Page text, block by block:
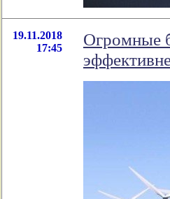
19.11.2018
17:45
Огромные